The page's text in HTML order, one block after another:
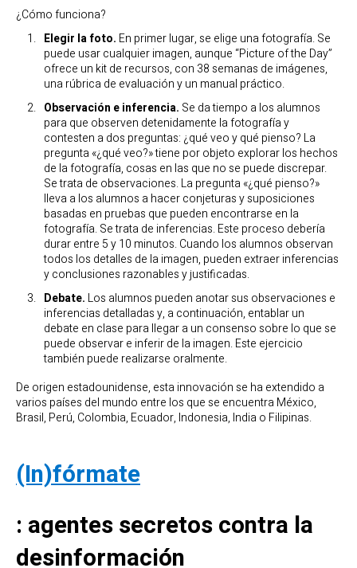
¿Cómo funciona?
Elegir la foto. En primer lugar, se elige una fotografía. Se
puede usar cualquier imagen, aunque “Picture of the Day”
ofrece un kit de recursos, con 38 semanas de imágenes,
una rúbrica de evaluación y un manual práctico.
Observación e inferencia. Se da tiempo a los alumnos
para que observen detenidamente la fotografía y
contesten a dos preguntas: ¿qué veo y qué pienso? La
pregunta «¿qué veo?» tiene por objeto explorar los hechos
de la fotografía, cosas en las que no se puede discrepar.
Se trata de observaciones. La pregunta «¿qué pienso?»
lleva a los alumnos a hacer conjeturas y suposiciones
basadas en pruebas que pueden encontrarse en la
fotografía. Se trata de inferencias. Este proceso debería
durar entre 5 y 10 minutos. Cuando los alumnos observan
todos los detalles de la imagen, pueden extraer inferencias
y conclusiones razonables y justificadas.
Debate. Los alumnos pueden anotar sus observaciones e
inferencias detalladas y, a continuación, entablar un
debate en clase para llegar a un consenso sobre lo que se
puede observar e inferir de la imagen. Este ejercicio
también puede realizarse oralmente.
De origen estadounidense, esta innovación se ha extendido a
varios países del mundo entre los que se encuentra México,
Brasil, Perú, Colombia, Ecuador, Indonesia, India o Filipinas.
(In)fórmate
: agentes secretos contra la
desinformación